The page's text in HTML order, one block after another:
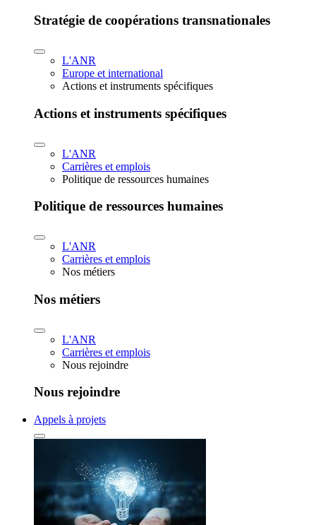
Stratégie de coopérations transnationales
L'ANR
Europe et international
Actions et instruments spécifiques
Actions et instruments spécifiques
L'ANR
Carrières et emplois
Politique de ressources humaines
Politique de ressources humaines
L'ANR
Carrières et emplois
Nos métiers
Nos métiers
L'ANR
Carrières et emplois
Nous rejoindre
Nous rejoindre
Appels à projets